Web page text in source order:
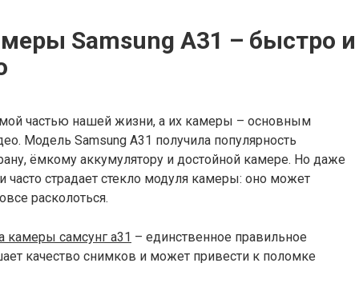
Samsung A31 – быстро и
частью нашей жизни, а их камеры – основным
Модель Samsung A31 получила популярность
ёмкому аккумулятору и достойной камере. Но даже
страдает стекло модуля камеры: оно может
расколоться.
камеры самсунг а31 – единственное правильное
качество снимков и может привести к поломке